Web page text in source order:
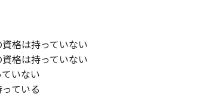
格は持っていない
格は持っていない
いない
ている